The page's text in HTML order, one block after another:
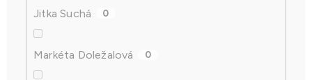
Jitka Suchá 0
Markéta Doležalová 0